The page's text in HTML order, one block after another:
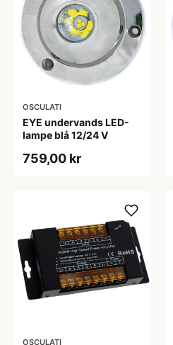
OSCULATI
EYE undervands LED-
lampe blå 12/24 V
759,00 kr
OSCULATI